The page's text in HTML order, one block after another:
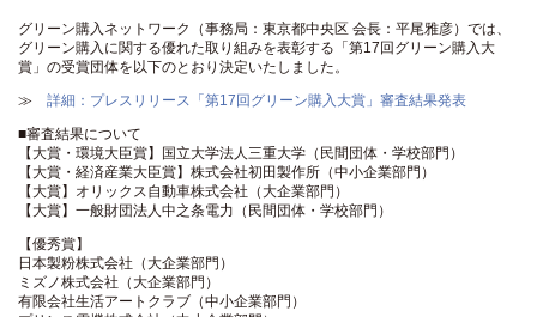
グリーン購入ネットワーク（事務局：東京都中央区 会長：平尾雅彦）では、
グリーン購入に関する優れた取り組みを表彰する「第17回グリーン購入大
賞」の受賞団体を以下のとおり決定いたしました。
≫ 詳細：プレスリリース「第17回グリーン購入大賞」審査結果発表
■審査結果について
【大賞・環境大臣賞】国立大学法人三重大学（民間団体・学校部門）
【大賞・経済産業大臣賞】株式会社初田製作所（中小企業部門）
【大賞】オリックス自動車株式会社（大企業部門）
【大賞】一般財団法人中之条電力（民間団体・学校部門）
【優秀賞】
日本製粉株式会社（大企業部門）
ミズノ株式会社（大企業部門）
有限会社生活アートクラブ（中小企業部門）